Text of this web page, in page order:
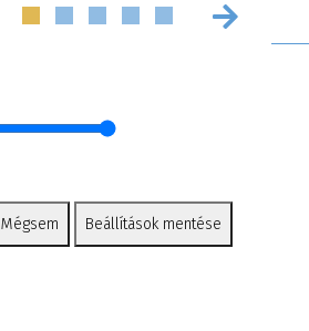
Mégsem Beállítások mentése